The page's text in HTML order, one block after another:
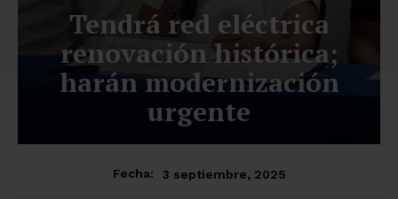
Tendrá red eléctrica
renovación histórica;
harán modernización
urgente
Fecha: 3 septiembre, 2025